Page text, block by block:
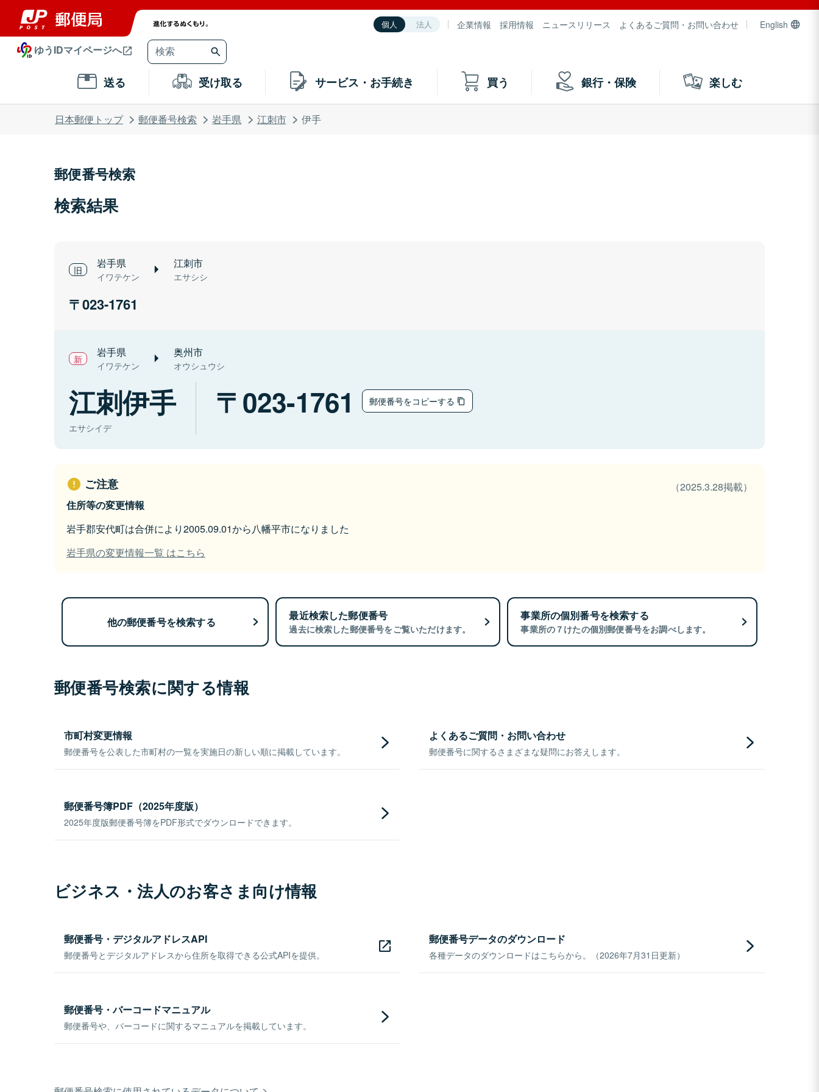
個人 法人 企業情報 採用情報 ニュースリリース よくあるご質問・お問い合わせ English
ゆうIDマイページへ
送る 受け取る サービス・お手続き 買う 銀行・保険 楽しむ
日本郵便トップ 郵便番号検索 岩手県 江刺市 伊手
郵便番号検索
検索結果
岩手県
イワテケン
江刺市
エサシシ
023-1761
岩手県
イワテケン
奥州市
オウシュウシ
江刺伊手
エサシイデ
023-1761 郵便番号をコピーする
ご注意
（2025.3.28掲載）
住所等の変更情報
岩手郡安代町は合併により2005.09.01から八幡平市になりました
岩手県の変更情報一覧 はこちら
他の郵便番号を検索する 最近検索した郵便番号
過去に検索した郵便番号をご覧いただけます。
事業所の個別番号を検索する
事業所の７けたの個別郵便番号をお調べします。
郵便番号検索に関する情報
市町村変更情報
郵便番号を公表した市町村の一覧を実施日の新しい順に掲載しています。
よくあるご質問・お問い合わせ
郵便番号に関するさまざまな疑問にお答えします。
郵便番号簿PDF（2025年度版）
2025年度版郵便番号簿をPDF形式でダウンロードできます。
ビジネス・法人のお客さま向け情報
郵便番号・デジタルアドレスAPI
郵便番号とデジタルアドレスから住所を取得できる公式APIを提供。
郵便番号データのダウンロード
各種データのダウンロードはこちらから。（2026年7月31日更新）
郵便番号・バーコードマニュアル
郵便番号や、バーコードに関するマニュアルを掲載しています。